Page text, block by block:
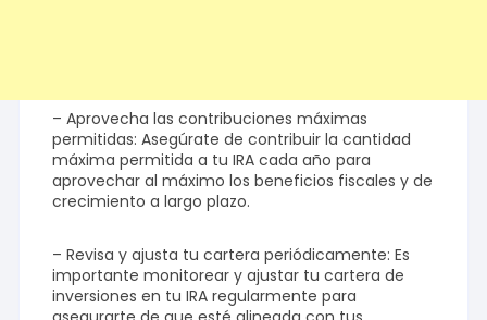
– Aprovecha las contribuciones máximas
permitidas: Asegúrate de contribuir la cantidad
máxima permitida a tu IRA cada año para
aprovechar al máximo los beneficios fiscales y de
crecimiento a largo plazo.
– Revisa y ajusta tu cartera periódicamente: Es
importante monitorear y ajustar tu cartera de
inversiones en tu IRA regularmente para